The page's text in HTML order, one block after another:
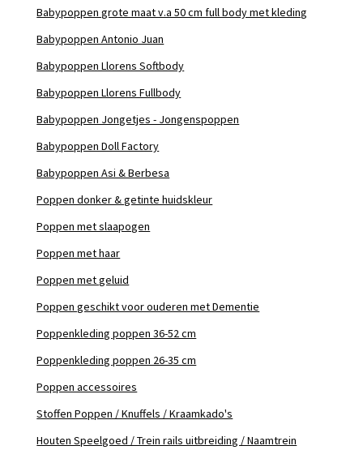
Babypoppen grote maat v.a 50 cm full body met kleding
Babypoppen Antonio Juan
Babypoppen Llorens Softbody
Babypoppen Llorens Fullbody
Babypoppen Jongetjes - Jongenspoppen
Babypoppen Doll Factory
Babypoppen Asi & Berbesa
Poppen donker & getinte huidskleur
Poppen met slaapogen
Poppen met haar
Poppen met geluid
Poppen geschikt voor ouderen met Dementie
Poppenkleding poppen 36-52 cm
Poppenkleding poppen 26-35 cm
Poppen accessoires
Stoffen Poppen / Knuffels / Kraamkado's
Houten Speelgoed / Trein rails uitbreiding / Naamtrein